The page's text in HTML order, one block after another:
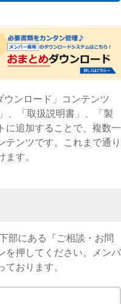
ウンロード」コンテンツ
、「取扱説明書」、「製
に追加することで、複数一
テンツです。これまで通り
す。
部にある『ご相談・お問
を押してください。メンバ
おります。